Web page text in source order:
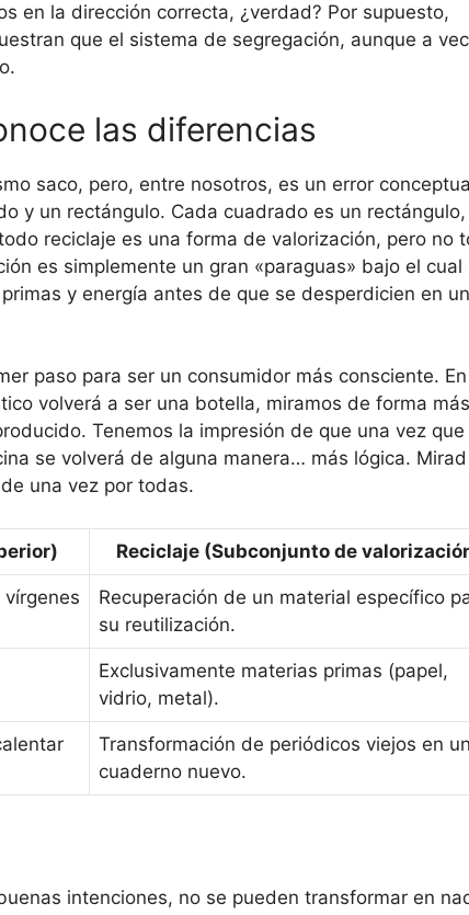
en la dirección correcta, ¿verdad? Por supuesto,
que el sistema de segregación, aunque a
las diferencias
saco, pero, entre nosotros, es un error
y un rectángulo. Cada cuadrado es un rectángulo,
reciclaje es una forma de valorización, pero no
es simplemente un gran «paraguas» bajo el cual
y energía antes de que se desperdicien en un
paso para ser un consumidor más consciente. En
volverá a ser una botella, miramos de forma más
Tenemos la impresión de que una vez que
se volverá de alguna manera… más lógica.
una vez por todas.
Reciclaje (Subconjunto de
Recuperación de un material específico
su reutilización.
Exclusivamente materias primas (papel,
vidrio, metal).
Transformación de periódicos viejos en
cuaderno nuevo.
intenciones, no se pueden transformar en